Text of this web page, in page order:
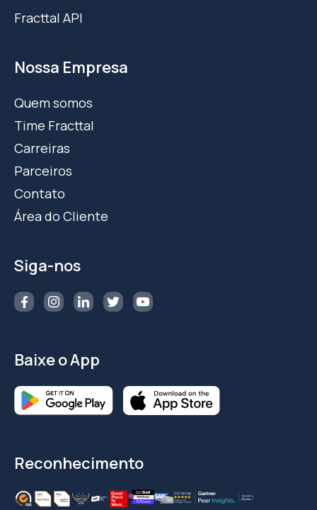
Fracttal API
Nossa Empresa
Quem somos
Time Fracttal
Carreiras
Parceiros
Contato
Área do Cliente
Siga-nos
Baixe o App
Reconhecimento